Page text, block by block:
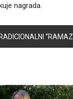
nagrada.
– NAJLJEPŠI DOČEK MJESECA RAMAZANA